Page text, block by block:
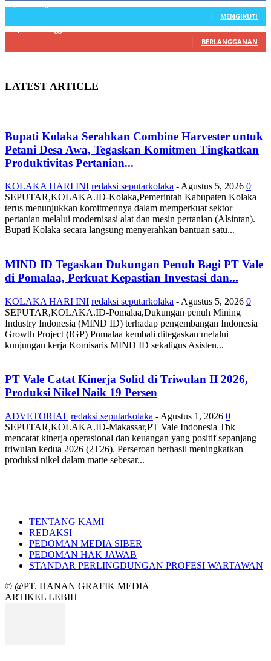
MENGIKUTI
BERLANGGANAN
LATEST ARTICLE
Bupati Kolaka Serahkan Combine Harvester untuk
Petani Desa Awa, Tegaskan Komitmen Tingkatkan
Produktivitas Pertanian...
KOLAKA HARI INI redaksi seputarkolaka - Agustus 5, 2026 0
SEPUTAR,KOLAKA.ID-Kolaka,Pemerintah Kabupaten Kolaka
terus menunjukkan komitmennya dalam memperkuat sektor
pertanian melalui modernisasi alat dan mesin pertanian (Alsintan).
Bupati Kolaka secara langsung menyerahkan bantuan satu...
MIND ID Tegaskan Dukungan Penuh Bagi PT Vale
di Pomalaa, Perkuat Kepastian Investasi dan...
KOLAKA HARI INI redaksi seputarkolaka - Agustus 5, 2026 0
SEPUTAR,KOLAKA.ID-Pomalaa,Dukungan penuh Mining
Industry Indonesia (MIND ID) terhadap pengembangan Indonesia
Growth Project (IGP) Pomalaa kembali ditegaskan melalui
kunjungan kerja Komisaris MIND ID sekaligus Asisten...
PT Vale Catat Kinerja Solid di Triwulan II 2026,
Produksi Nikel Naik 19 Persen
ADVETORIAL redaksi seputarkolaka - Agustus 1, 2026 0
SEPUTAR,KOLAKA.ID-Makassar,PT Vale Indonesia Tbk
mencatat kinerja operasional dan keuangan yang positif sepanjang
triwulan kedua 2026 (2T26). Perseroan berhasil meningkatkan
produksi nikel dalam matte sebesar...
TENTANG KAMI
REDAKSI
PEDOMAN MEDIA SIBER
PEDOMAN HAK JAWAB
STANDAR PERLINGDUNGAN PROFESI WARTAWAN
© @PT. HANAN GRAFIK MEDIA
ARTIKEL LEBIH